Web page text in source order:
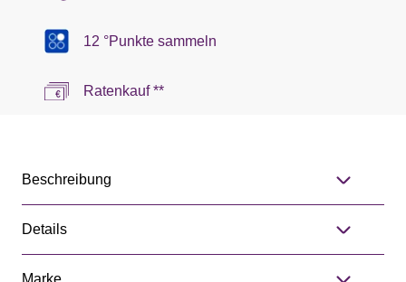
12 °Punkte sammeln
Ratenkauf **
Beschreibung
Details
Marke